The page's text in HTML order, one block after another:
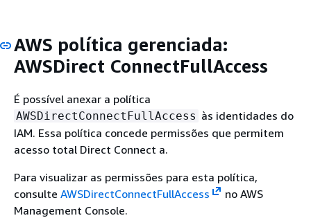
AWS política gerenciada:
AWSDirect ConnectFullAccess
É possível anexar a política
AWSDirectConnectFullAccess às identidades do
IAM. Essa política concede permissões que permitem
acesso total Direct Connect a.
Para visualizar as permissões para esta política,
consulte AWSDirectConnectFullAccess
no AWS
Management Console.